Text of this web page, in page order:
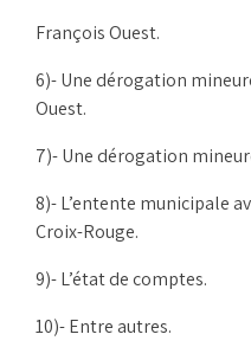
François Ouest.
6)- Une dérogation
Ouest.
7)- Une dérogation
8)- L’entente municipale
Croix-Rouge.
9)- L’état de comptes.
10)- Entre autres.